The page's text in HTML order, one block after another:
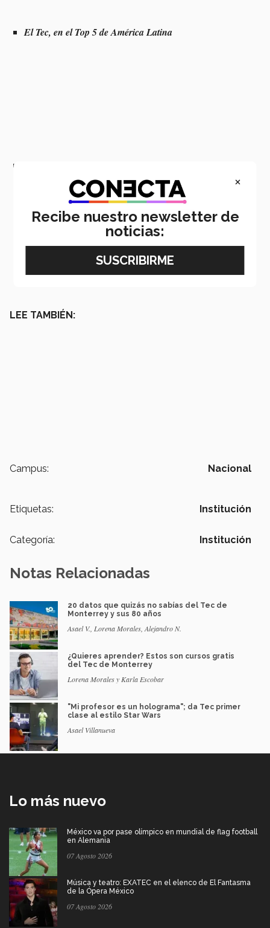
El Tec, en el Top 5 de América Latina
LEE TAMBIÉN:
Campus: Nacional
Etiquetas: Institución
Categoría: Institución
Notas Relacionadas
20 datos que quizás no sabías del Tec de
Monterrey y sus 80 años
Asael V., Lorena Morales, Alejandro N.
¿Quieres aprender? Estos son cursos gratis
del Tec de Monterrey
Lorena Morales y Karla Escobar
"Mi profesor es un holograma"; da Tec primer
clase al estilo Star Wars
Asael Villanueva
Lo más nuevo
México va por pase olímpico en mundial de flag football
en Alemania
07 Agosto 2026
Música y teatro: EXATEC en el elenco de El Fantasma
de la Ópera México
07 Agosto 2026
×
Recibe nuestro newsletter de
noticias: